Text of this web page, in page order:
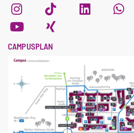
CAMPUSPLAN